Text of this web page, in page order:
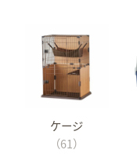
ケージ
（61）